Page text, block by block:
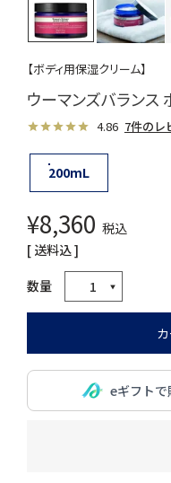
【ボディ用保湿クリーム】
ウーマンズバランス
4.86 7件のレ
200mL
¥8,360 税込
送料込
eギフト